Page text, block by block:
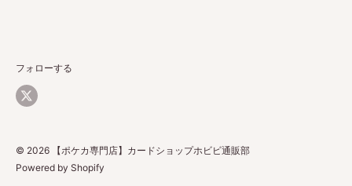
返品・返金について
配送について
お問い合わせ
フォローする
© 2026 【ポケカ専門店】カードショップホビビ通販部
Powered by Shopify